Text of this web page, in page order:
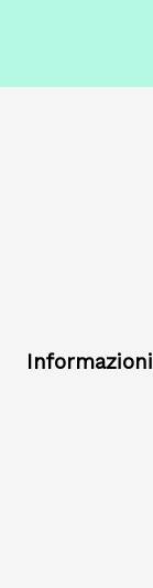
Informazioni